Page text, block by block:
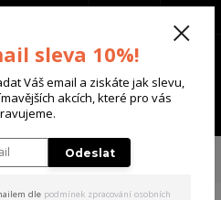
Menu
Yakuza dámské tílko Dark Angel
sleva 10%!
Váš email a ziskáte jak slevu,
akcích, které pro vás
Odeslat
dle podmínek zpracování osobních